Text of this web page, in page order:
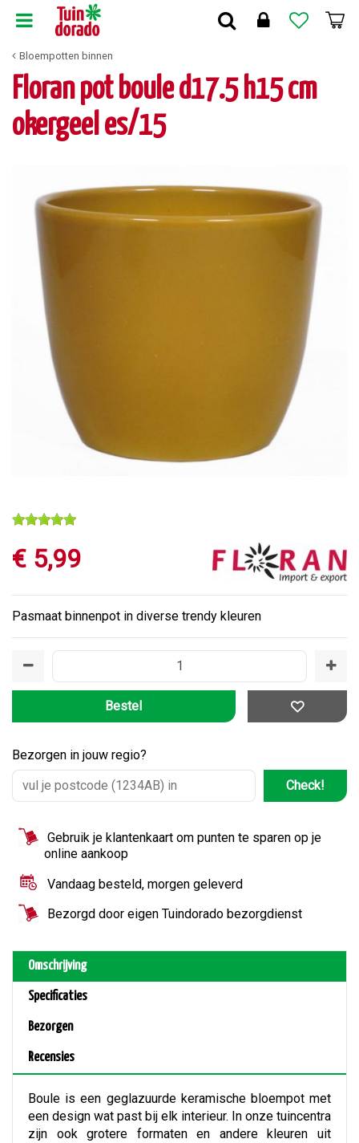
Bloempotten binnen
Floran pot boule d17.5 h15 cm
okergeel es/15
€ 5,99
Pasmaat binnenpot in diverse trendy kleuren
Bezorgen in jouw regio?
Check!
Gebruik je klantenkaart om punten te sparen op je
online aankoop
Vandaag besteld, morgen geleverd
Bezorgd door eigen Tuindorado bezorgdienst
Omschrijving
Specificaties
Bezorgen
Recensies
Boule is een geglazuurde keramische bloempot met
een design wat past bij elk interieur. In onze tuincentra
zijn ook grotere formaten en andere kleuren uit